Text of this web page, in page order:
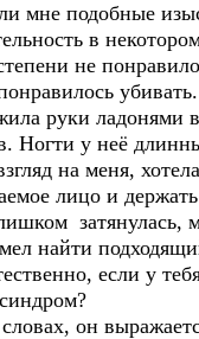
мне подобные
в
не
убивать.
руки ладонями
Ногти у неё
на меня,
лицо и
затянулась,
найти
если у
он